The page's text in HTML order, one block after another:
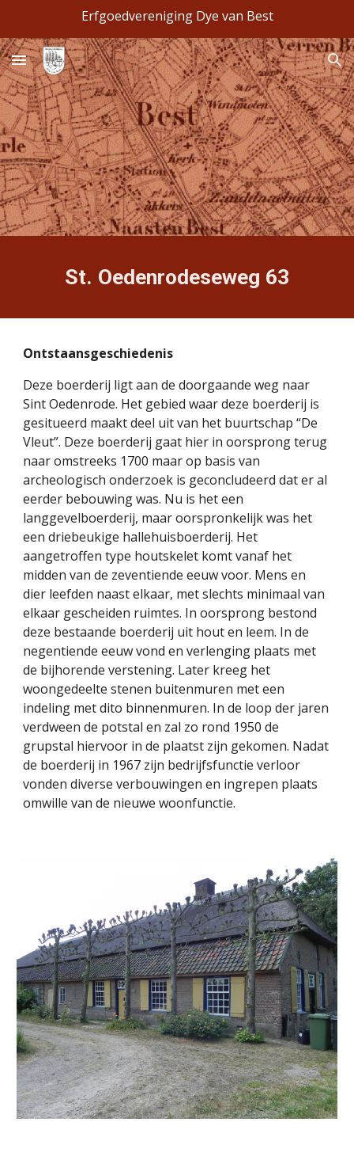
Erfgoedvereniging Dye van Best
St. Oedenrodeseweg 63
Ontstaansgeschiedenis
Deze boerderij ligt aan de doorgaande weg naar
Sint Oedenrode. Het gebied waar deze boerderij is
gesitueerd maakt deel uit van het buurtschap “De
Vleut”. Deze boerderij gaat hier in oorsprong terug
naar omstreeks 1700 maar op basis van
archeologisch onderzoek is geconcludeerd dat er al
eerder bebouwing was. Nu is het een
langgevelboerderij, maar oorspronkelijk was het
een driebeukige hallehuisboerderij. Het
aangetroffen type houtskelet komt vanaf het
midden van de zeventiende eeuw voor. Mens en
dier leefden naast elkaar, met slechts minimaal van
elkaar gescheiden ruimtes. In oorsprong bestond
deze bestaande boerderij uit hout en leem. In de
negentiende eeuw vond en verlenging plaats met
de bijhorende verstening. Later kreeg het
woongedeelte stenen buitenmuren met een
indeling met dito binnenmuren. In de loop der jaren
verdween de potstal en zal zo rond 1950 de
grupstal hiervoor in de plaatst zijn gekomen. Nadat
de boerderij in 1967 zijn bedrijfsfunctie verloor
vonden diverse verbouwingen en ingrepen plaats
omwille van de nieuwe woonfunctie.